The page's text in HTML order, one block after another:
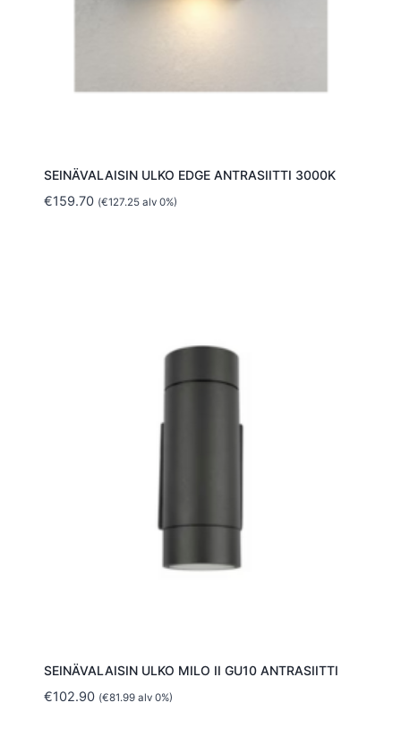
SEINÄVALAISIN ULKO EDGE ANTRASIITTI 3000K
€159.70 (€127.25alv 0%)
SEINÄVALAISIN ULKO MILO II GU10 ANTRASIITTI
€102.90 (€81.99alv 0%)